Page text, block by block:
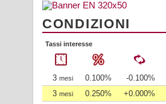
CONDIZIONI
Tassi interesse
3 mesi 0.100% -0.100%
3 mesi 0.250% +0.000%